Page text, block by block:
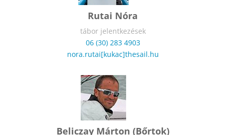
Rutai Nóra
tábor jelentkezések
06 (30) 283 4903
nora.rutai[kukac]thesail.hu
Beliczay Márton (Bőrtok)